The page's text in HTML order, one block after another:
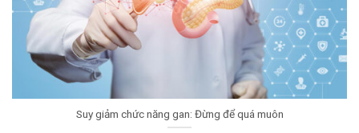
Suy giảm chức năng gan: Đừng để quá muôn